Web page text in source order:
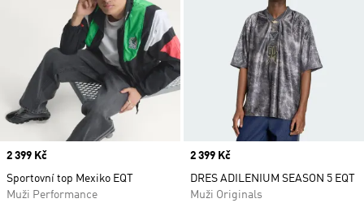
Price
2 399 Kč
Sportovní top Mexiko EQT
Muži Performance
Price
2 399 Kč
DRES ADILENIUM SEASON 5 EQT
Muži Originals